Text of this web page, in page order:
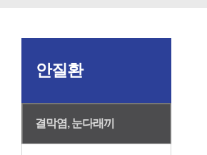
안질환
결막염, 눈다래끼